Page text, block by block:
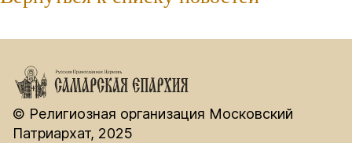
© Религиозная организация Московский
Патриархат, 2025